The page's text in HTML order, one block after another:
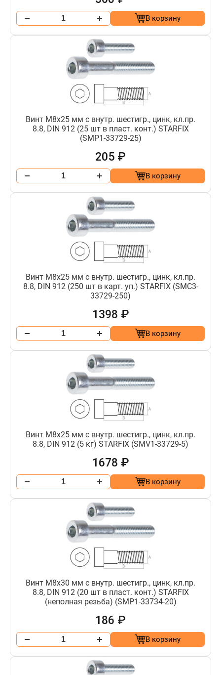
В корзину
Винт М8х25 мм с внутр. шестигр., цинк, кл.пр.
8.8, DIN 912 (25 шт в пласт. конт.) STARFIX
(SMP1-33729-25)
205 ₽
В корзину
Винт М8х25 мм с внутр. шестигр., цинк, кл.пр.
8.8, DIN 912 (250 шт в карт. уп.) STARFIX (SMC3-
33729-250)
1398 ₽
В корзину
Винт М8х25 мм с внутр. шестигр., цинк, кл.пр.
8.8, DIN 912 (5 кг) STARFIX (SMV1-33729-5)
1678 ₽
В корзину
Винт М8х30 мм с внутр. шестигр., цинк, кл.пр.
8.8, DIN 912 (20 шт в пласт. конт.) STARFIX
(неполная резьба) (SMP1-33734-20)
186 ₽
В корзину